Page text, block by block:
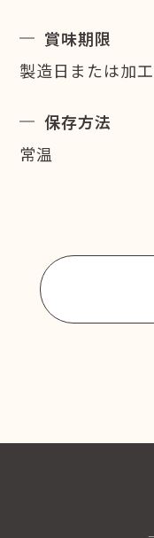
賞味期限
製造日または加
保存方法
常温